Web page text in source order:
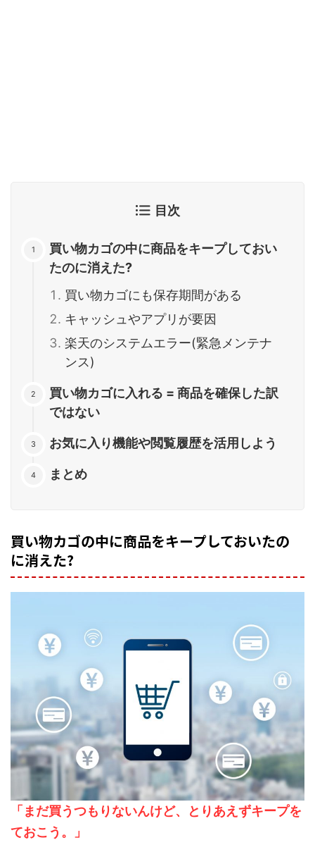
目次
買い物カゴの中に商品をキープしておい
たのに消えた?
買い物カゴにも保存期間がある
キャッシュやアプリが要因
楽天のシステムエラー(緊急メンテナ
ンス)
買い物カゴに入れる = 商品を確保した訳
ではない
お気に入り機能や閲覧履歴を活用しよう
まとめ
買い物カゴの中に商品をキープしておいたの
に消えた?
「まだ買うつもりないんけど、とりあえずキープを
ておこう。」